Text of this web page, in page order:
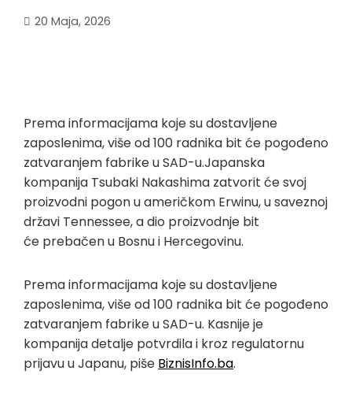
20 Maja, 2026
Prema informacijama koje su dostavljene
zaposlenima, više od 100 radnika bit će pogođeno
zatvaranjem fabrike u SAD-u.Japanska
kompanija Tsubaki Nakashima zatvorit će svoj
proizvodni pogon u američkom Erwinu, u saveznoj
državi Tennessee, a dio proizvodnje bit
će prebačen u Bosnu i Hercegovinu.
Prema informacijama koje su dostavljene
zaposlenima, više od 100 radnika bit će pogođeno
zatvaranjem fabrike u SAD-u. Kasnije je
kompanija detalje potvrdila i kroz regulatornu
prijavu u Japanu, piše BiznisInfo.ba.